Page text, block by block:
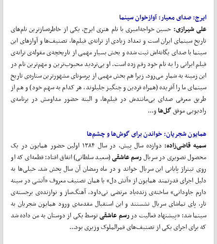
ایرج: صدای معیار: آوازخوان سینما
علی شیرازی:حسین خواجه‌امیری با نام هنری ایرج، یکی از خاطره‌سازترین نام‌های
تاریخ سینمای ایران است و تعداد زیادی از ترانه‌ی فیلم‌ها، تصنیف‌ها و آوازهای این
سینما با صدای یگانه‌اش ثبت شده و بخش بسیار مهمی از تاریخچه‌ی مقوله‌ی ترانه‌ی
‌فیلم ایرانی را به نام خود رقم زده است. او بی‌تردید محبوب‌ترین و مهم‌ترین نام در
این زمینه به شمار می‌رود. زیرا هم بخش مهمی از پرسونای مشهورترین ستاره‌ی تاریخ
سینمای ما را آفریده (همراه فردین و چنگیز جلیلوند، هر کدام به سهم خود) و هم از
طریق معرفی صدای بی‌مانندش در فیلم‌ها، و البته حضور مداومش در برنامه‌ی
رادیویی موفقگلهاو...
همایون شجریان: خواندن برای گوش‌ها و چشم‌ها
سمیه قاضی‌زاده:
دوازده سال پیش، در سال ۱۳۸۴ اولین حضور همایون در یک
محصول تصویری در سریالرسم عاشقی(سعید سلطانی) اتفاق افتاد؛ قطعه‌ای که او
روی تیتراژ پایانی این سریال خواند و در ماه رمضان آن سال پخش شد. خیلی‌ها به
دلیل اجرای قدرتمند همایون از «آتش دل» یا همان تصنیف معروف «آتشی در سینه
دارم جاودانی» ساخته‌ی زنده‌یاد مرتضی نی‌داود، آهنگ‌ساز و نوازنده‌ی برجسته‌ی
تار، پای تماشای سریال نشستند و این استقبال مقدمه‌ی ورود همایون شجریان به
سینما شد: «پیشنهاد فعالیت در رسم عاشقیتوسط یکی از دوستان به من داده شد
که برای اجرای یکی از تصنیف‌های قمرالملوک وزیری بود...